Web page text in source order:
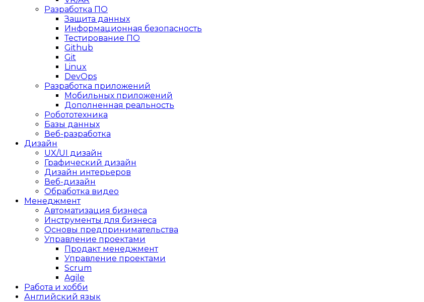
Разработка ПО
Защита данных
Информационная безопасность
Тестирование ПО
Github
Git
Linux
DevOps
Разработка приложений
Мобильных приложений
Дополненная реальность
Робототехника
Базы данных
Веб-разработка
Дизайн
UX/UI дизайн
Графический дизайн
Дизайн интерьеров
Веб-дизайн
Обработка видео
Менеджмент
Автоматизация бизнеса
Инструменты для бизнеса
Основы предпринимательства
Управление проектами
Продакт менеджмент
Управление проектами
Scrum
Agile
Работа и хобби
Английский язык